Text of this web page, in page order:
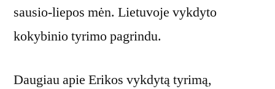
sausio-liepos mėn. Lietuvoje vykdyto
kokybinio tyrimo pagrindu.
Daugiau apie Erikos vykdytą tyrimą,